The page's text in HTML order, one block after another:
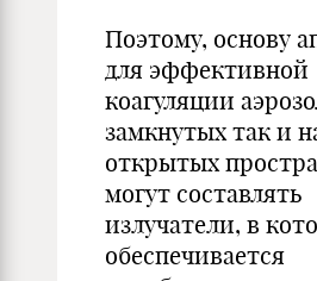
Поэтому, основу
для эффективной
коагуляции
замкнутых так и
открытых
могут составлять
излучатели, в
обеспечивается